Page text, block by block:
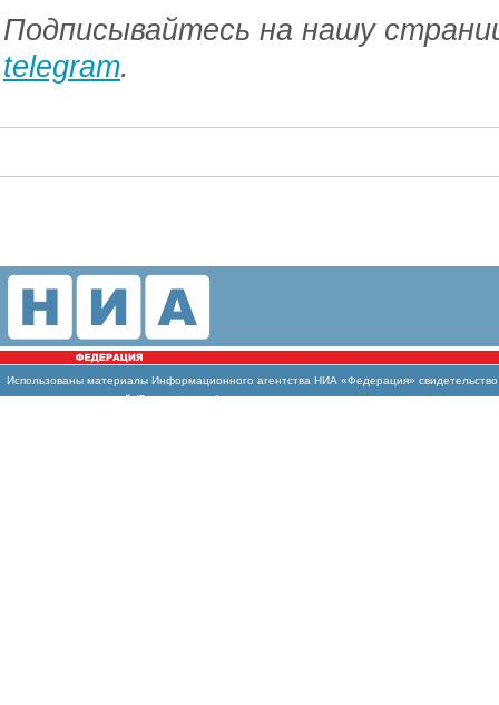
Подписывайтесь на нашу
telegram.
Использованы материалы Информационного агентства НИА «Федерация»
массовых коммуникаций (Роскомнадзор)